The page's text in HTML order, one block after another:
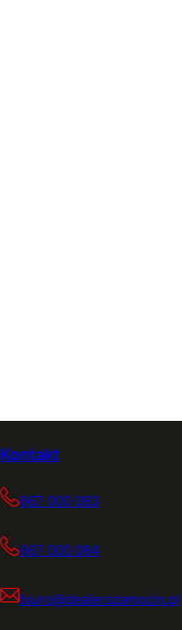
Kontakt
667 000 083
667 000 084
biuro@dealerszamocin.pl